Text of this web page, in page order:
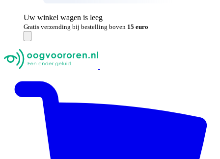
Uw winkel wagen is leeg
Gratis verzending bij bestelling boven 15 euro